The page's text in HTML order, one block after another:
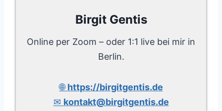
Birgit Gentis
Online per Zoom – oder 1:1 live bei mir in
Berlin.
🌐https://birgitgentis.de
✉ kontakt@birgitgentis.de